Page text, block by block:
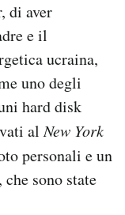
di aver
e il
ucraina,
uno degli
hard disk
alNew York
personali e un
sono state